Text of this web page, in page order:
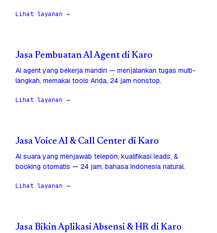
Lihat layanan →
Jasa Pembuatan AI Agent di Karo
AI agent yang bekerja mandiri — menjalankan tugas multi-
langkah, memakai tools Anda, 24 jam nonstop.
Lihat layanan →
Jasa Voice AI & Call Center di Karo
AI suara yang menjawab telepon, kualifikasi leads, &
booking otomatis — 24 jam, bahasa Indonesia natural.
Lihat layanan →
Jasa Bikin Aplikasi Absensi & HR di Karo